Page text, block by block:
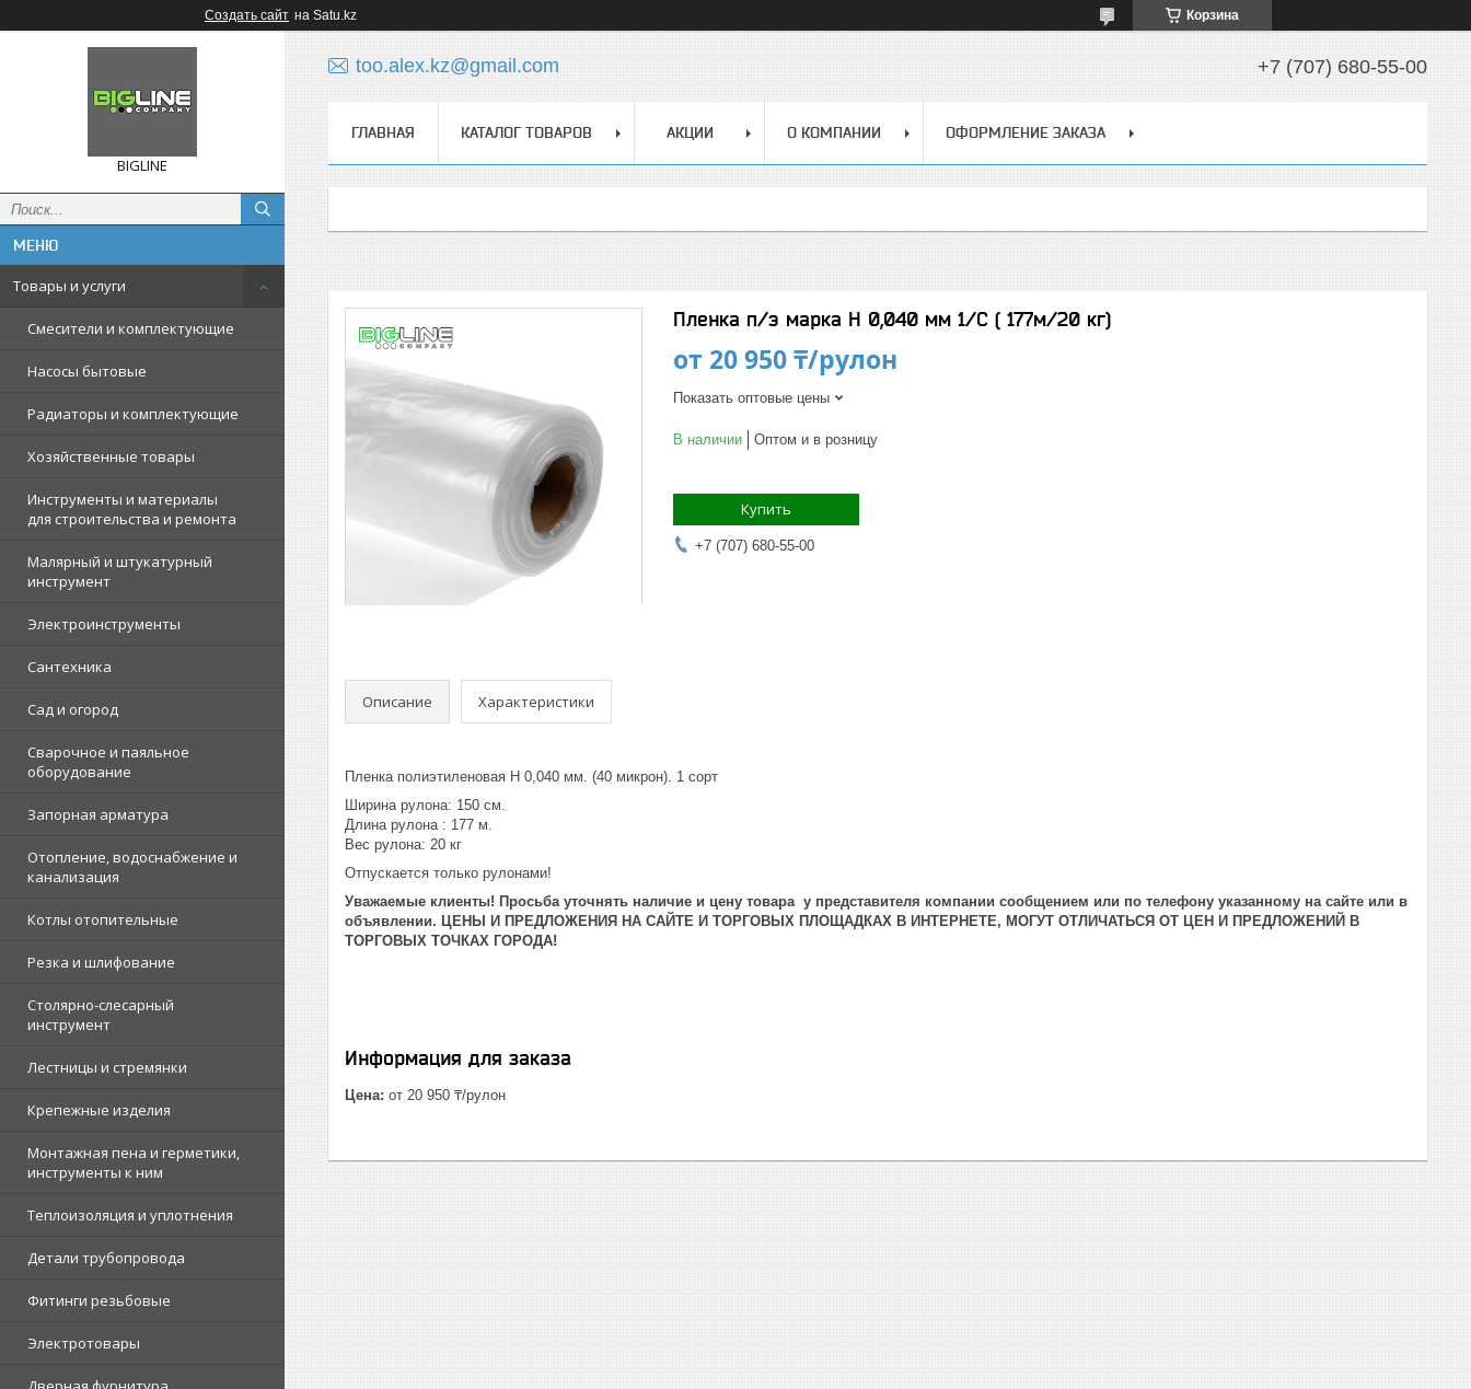
Создать сайт на Satu.kz Корзина
BIGLINE
Товары и услуги
Смесители и комплектующие
Насосы бытовые
Радиаторы и комплектующие
Хозяйственные товары
Инструменты и материалы
для строительства и ремонта
Малярный и штукатурный
инструмент
Электроинструменты
Сантехника
Сад и огород
Сварочное и паяльное
оборудование
Запорная арматура
Отопление, водоснабжение и
канализация
Котлы отопительные
Резка и шлифование
Столярно-слесарный
инструмент
Лестницы и стремянки
Крепежные изделия
Монтажная пена и герметики,
инструменты к ним
Теплоизоляция и уплотнения
Детали трубопровода
Фитинги резьбовые
Электротовары
too.alex.kz@gmail.com +7 (707) 680-55-00
ГЛАВНАЯ КАТАЛОГ ТОВАРОВ АКЦИИ О КОМПАНИИ ОФОРМЛЕНИЕ ЗАКАЗА
Пленка п/э марка Н 0,040 мм 1/С ( 177м/20 кг)
от 20 950 ₸/рулон
Показать оптовые цены
В наличии Оптом и в розницу
Купить
+7 (707) 680-55-00
Описание Характеристики
Пленка полиэтиленовая Н 0,040 мм. (40 микрон). 1 сорт
Ширина рулона: 150 см.
Длина рулона : 177 м.
Вес рулона: 20 кг
Отпускается только рулонами!
Уважаемые клиенты! Просьба уточнять наличие и цену товара у представителя компании сообщением или по телефону указанному на сайте или в
объявлении. ЦЕНЫ И ПРЕДЛОЖЕНИЯ НА САЙТЕ И ТОРГОВЫХ ПЛОЩАДКАХ В ИНТЕРНЕТЕ, МОГУТ ОТЛИЧАТЬСЯ ОТ ЦЕН И ПРЕДЛОЖЕНИЙ В
ТОРГОВЫХ ТОЧКАХ ГОРОДА!
Информация для заказа
Цена: от 20 950 ₸/рулон